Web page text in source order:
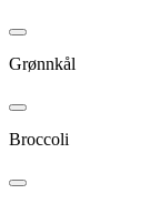
Grønnkål
Broccoli